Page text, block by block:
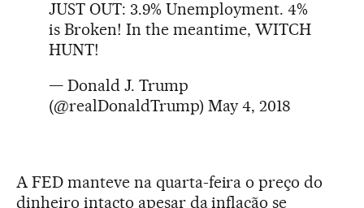
JUST OUT: 3.9% Unemployment. 4%
is Broken! In the meantime, WITCH
HUNT!
— Donald J. Trump
(@realDonaldTrump) May 4, 2018
A FED manteve na quarta-feira o preço do
dinheiro intacto apesar da inflação se